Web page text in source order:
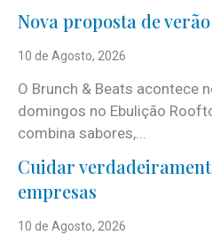
Nova proposta de
10 de Agosto, 2026
O Brunch & Beats acontece
domingos no Ebulição
combina sabores,...
Cuidar
empresas
10 de Agosto, 2026